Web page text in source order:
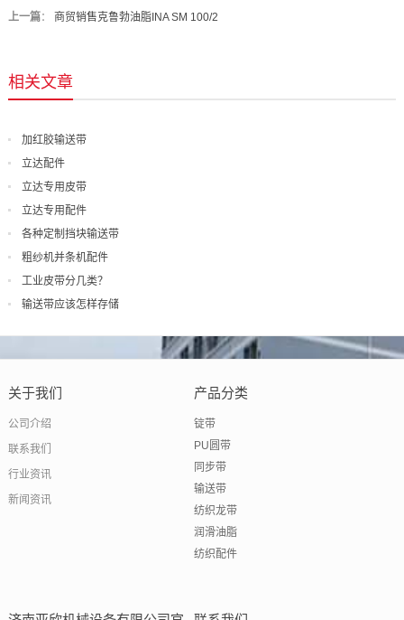
上一篇： 商贸销售克鲁勃油脂INA SM 100/2
相关文章
加红胶输送带
立达配件
立达专用皮带
立达专用配件
各种定制挡块输送带
粗纱机并条机配件
工业皮带分几类？
输送带应该怎样存储
关于我们
公司介绍
联系我们
行业资讯
新闻资讯
产品分类
锭带
PU圆带
同步带
输送带
纺织龙带
润滑油脂
纺织配件